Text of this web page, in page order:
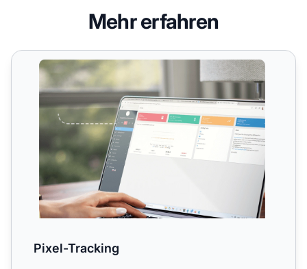
Mehr erfahren
Pixel-Tracking
Pixel-Tracking